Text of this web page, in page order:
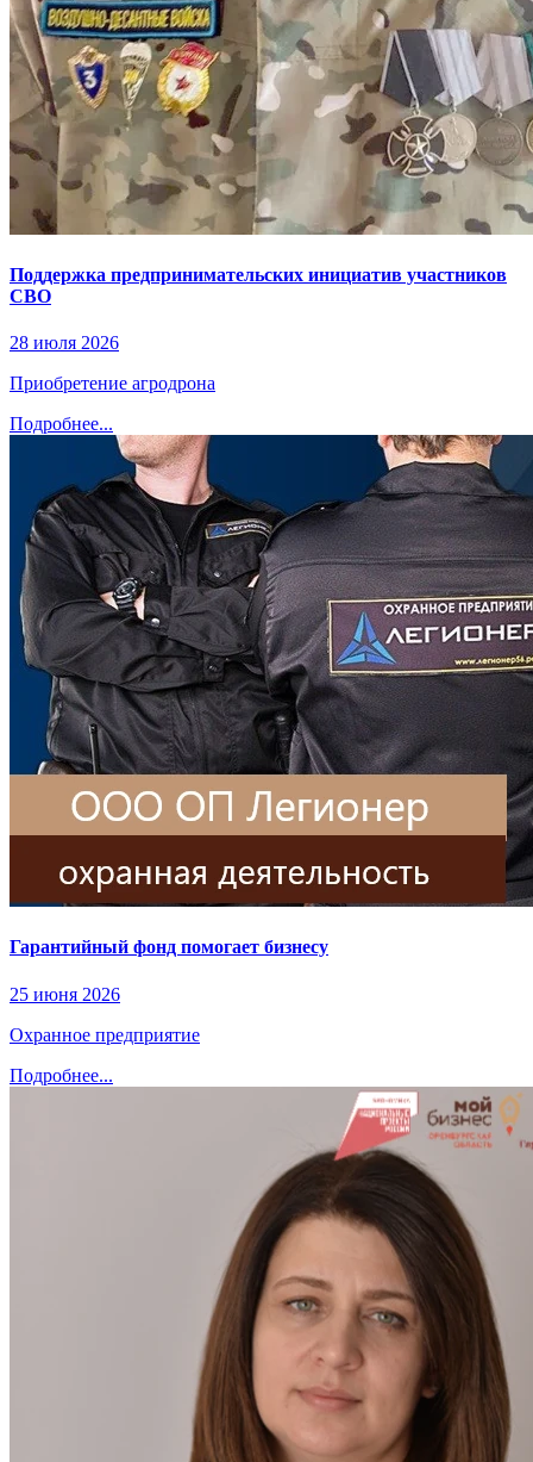
Поддержка предпринимательских инициатив участников
СВО
28 июля 2026
Приобретение агродрона
Подробнее...
Гарантийный фонд помогает бизнесу
25 июня 2026
Охранное предприятие
Подробнее...